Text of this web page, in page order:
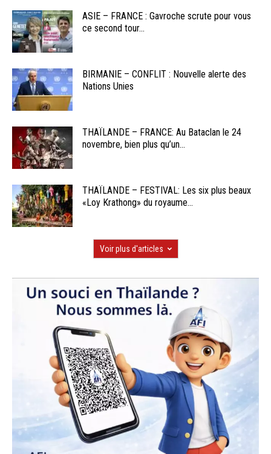
ASIE – FRANCE : Gavroche scrute pour vous
ce second tour...
BIRMANIE – CONFLIT : Nouvelle alerte des
Nations Unies
THAÏLANDE – FRANCE: Au Bataclan le 24
novembre, bien plus qu’un...
THAÏLANDE – FESTIVAL: Les six plus beaux
«Loy Krathong» du royaume...
Voir plus d'articles